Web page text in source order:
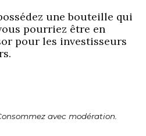
une bouteille qui
pourriez être en
pour les investisseurs
avec modération.